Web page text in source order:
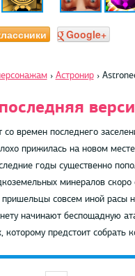
Google+
› Астронир ›
времен последнего
прижилась на новом
годы существенно
минералов
пришельцы совсем иной
начинают беспощадную
предстоит собрать